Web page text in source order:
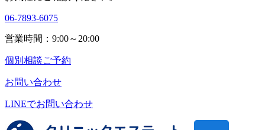
06-7893-6075
営業時間：9:00～20:00
個別相談ご予約
お問い合わせ
LINEでお問い合わせ